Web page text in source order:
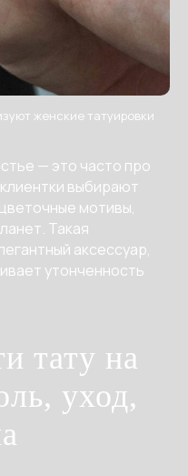
женские татуировки
— это часто про
выбирают
мотивы,
Такая
аксессуар,
утонченность
тату на
уход,